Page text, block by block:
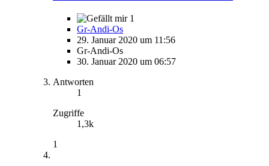
1
Gr-Andi-Os
29. Januar 2020 um 11:56
Gr-Andi-Os
30. Januar 2020 um 06:57
Antworten
1
Zugriffe
1,3k
1